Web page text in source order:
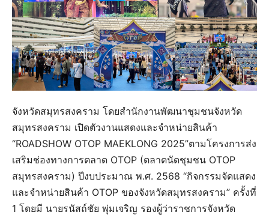
จังหวัดสมุทรสงคราม โดยสำนักงานพัฒนาชุมชนจังหวัด
สมุทรสงคราม เปิดตัวงานแสดงและจำหน่ายสินค้า
“ROADSHOW OTOP MAEKLONG 2025”ตามโครงการส่ง
เสริมช่องทางการตลาด OTOP (ตลาดนัดชุมชน OTOP
สมุทรสงคราม) ปีงบประมาณ พ.ศ. 2568 “กิจกรรมจัดแสดง
และจำหน่ายสินค้า OTOP ของจังหวัดสมุทรสงคราม” ครั้งที่
1 โดยมี นายรนัสถ์ชัย พุ่มเจริญ รองผู้ว่าราชการจังหวัด